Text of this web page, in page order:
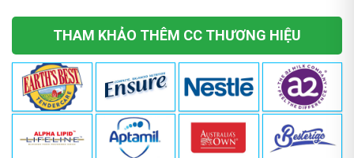
THAM KHẢO THÊM CC THƯƠNG HIỆU